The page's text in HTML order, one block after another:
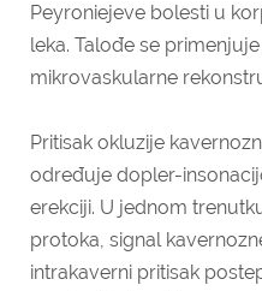
Peyroniejeve bolesti u
leka. Talođe se
mikrovaskularne
Pritisak okluzije
određuje dopler-
erekciji. U jednom
protoka, signal
intrakaverni pritisak